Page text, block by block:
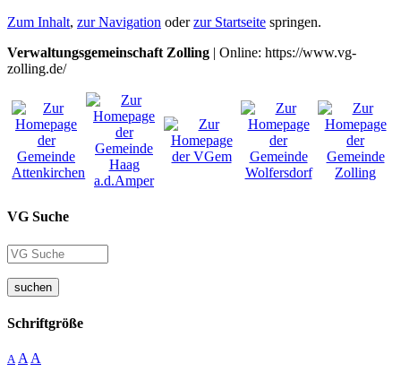
Zum Inhalt, zur Navigation oderzur Startseite springen.
Verwaltungsgemeinschaft Zolling | Online: https://www.vg-
zolling.de/
VG Suche
suchen
Schriftgröße
A A A